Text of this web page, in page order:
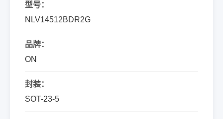
型号：
NLV14512BDR2G
品牌：
ON
封装：
SOT-23-5